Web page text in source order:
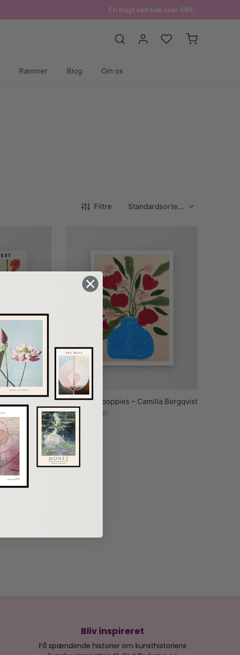
Fri fragt ved køb over 599,-
Rammer Blog Om os
Filtre
Blue vase poppies – Camilla Bergqvist
Fra
kr.
Bliv inspireret
Få spændende historier om kunsthistoriens